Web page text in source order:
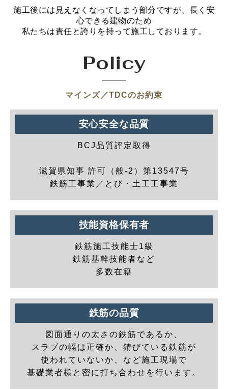
施工後には見えなくなってしまう部分ですが、長く安
心できる建物のため
私たちは責任と誇りを持って施工しております。
Policy
マインズ／TDCのお約束
安心安全な品質
BCJ品質評定取得
滋賀県知事 許可（般-2）第13547号
鉄筋工事業／とび・土工工事業
技能資格保有者
鉄筋施工技能士1級
鉄筋基幹技能者など
多数在籍
鉄筋の品質
図面通りの太さの鉄筋であるか、
スラブの幅は正確か、錆びている鉄筋が
使われていないか、など施工現場で
基礎業者様と密に打ち合わせを行います。